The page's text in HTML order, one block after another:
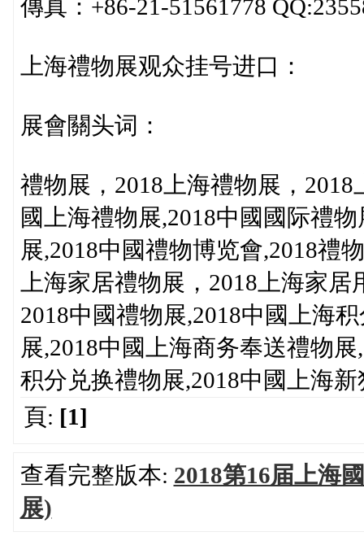
傳真：+86-21-51561778
上海禮物展观众挂号进口：
展會關头词：
禮物展，2018上海禮物展，
國上海禮物展,2018中國國际禮
展,2018中國禮物博览會,2018禮
上海家居禮物展，2018上海家
2018中國禮物展,2018中國上海
展,2018中國上海商务奉送禮物
积分兑换禮物展,2018中國上海
頁: [1]
查看完整版本: 2018第16届上海
展)